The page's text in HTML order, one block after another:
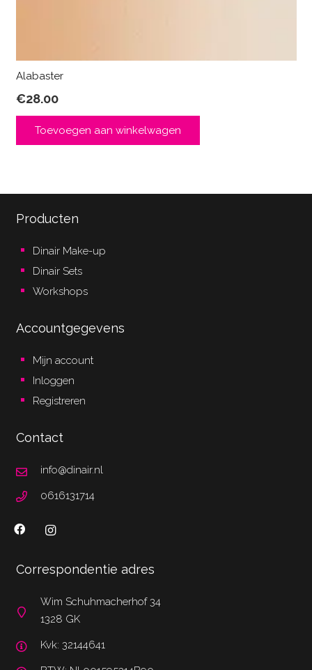
Alabaster
€28.00
Toevoegen aan winkelwagen
Producten
Dinair Make-up
Dinair Sets
Workshops
Accountgegevens
Mijn account
Inloggen
Registreren
Contact
info@dinair.nl
0616131714
Correspondentie adres
Wim Schuhmacherhof 34
1328 GK
Kvk: 32144641